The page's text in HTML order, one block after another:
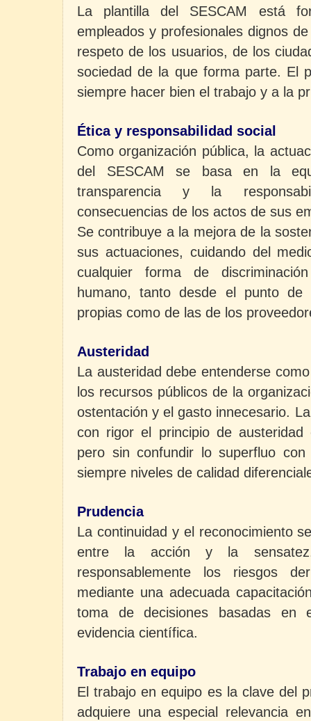
La plantilla del SESCAM está
empleados y profesionales dignos
respeto de los usuarios, de los
sociedad de la que forma parte. El
siempre hacer bien el trabajo y a la
Ética y responsabilidad social
Como organización pública, la
del SESCAM se basa en la
transparencia y la
consecuencias de los actos de sus
Se contribuye a la mejora de la
sus actuaciones, cuidando del
cualquier forma de
humano, tanto desde el punto de
propias como de las de los
Austeridad
La austeridad debe entenderse
los recursos públicos de la
ostentación y el gasto innecesario.
con rigor el principio de austeridad
pero sin confundir lo superfluo
siempre niveles de calidad
Prudencia
La continuidad y el reconocimiento
entre la acción y la
responsablemente los riesgos
mediante una adecuada
toma de decisiones basadas en
evidencia científica.
Trabajo en equipo
El trabajo en equipo es la clave del
adquiere una especial relevancia